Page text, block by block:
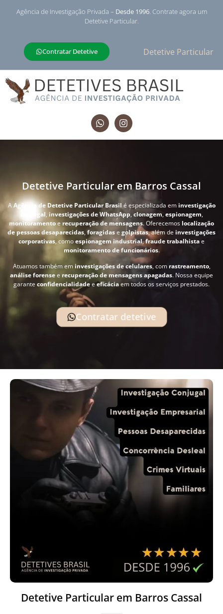
Agência de Investigação Privada – Desde 1996. Contrate agora um
Detetive Particular.
Contratar Detetive Detetive Particular
Detetive Particular em Barros Cassal
AAgência de Detetive Particular Brasil é especializada em investigação
conjugal, investigações de WhatsApp, clonagem,espionagem,
monitoramentoe recuperação de mensagens. Oferecemos localização
de pessoas desaparecidas, foragidase golpistas, além de investigações
corporativas, comoespionagem industrial,fraude trabalhistae
monitoramento de funcionários.
Atuamos também em investigações de celulares, com rastreamento,
análise forensee recuperação de mensagens apagadas. Nossa equipe
garante confidencialidadeeeficáciaem todos os serviços prestados.
Contratar detetive
Detetive Particular em Barros Cassal